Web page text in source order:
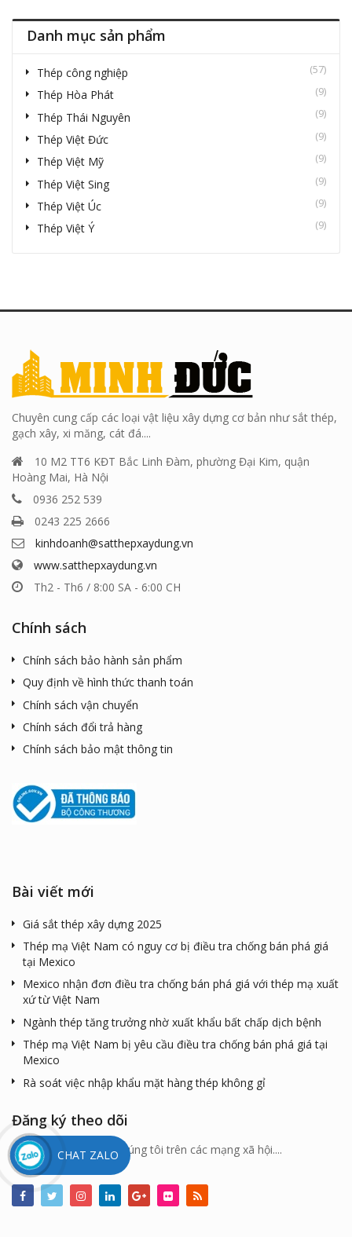
Danh mục sản phẩm
Thép công nghiệp (57)
Thép Hòa Phát (9)
Thép Thái Nguyên (9)
Thép Việt Đức (9)
Thép Việt Mỹ (9)
Thép Việt Sing (9)
Thép Việt Úc (9)
Thép Việt Ý (9)
Chuyên cung cấp các loại vật liệu xây dựng cơ bản như sắt thép,
gạch xây, xi măng, cát đá....
10 M2 TT6 KĐT Bắc Linh Đàm, phường Đại Kim, quận
Hoàng Mai, Hà Nội
0936 252 539
0243 225 2666
kinhdoanh@satthepxaydung.vn
www.satthepxaydung.vn
Th2 - Th6 / 8:00 SA - 6:00 CH
Chính sách
Chính sách bảo hành sản phẩm
Quy định về hình thức thanh toán
Chính sách vận chuyển
Chính sách đổi trả hàng
Chính sách bảo mật thông tin
Bài viết mới
Giá sắt thép xây dựng 2025
Thép mạ Việt Nam có nguy cơ bị điều tra chống bán phá giá
tại Mexico
Mexico nhận đơn điều tra chống bán phá giá với thép mạ xuất
xứ từ Việt Nam
Ngành thép tăng trưởng nhờ xuất khẩu bất chấp dịch bệnh
Thép mạ Việt Nam bị yêu cầu điều tra chống bán phá giá tại
Mexico
Rà soát việc nhập khẩu mặt hàng thép không gỉ
Đăng ký theo dõi
Bạn có thể theo dõi chúng tôi trên các mạng xã hội....
CHAT ZALO